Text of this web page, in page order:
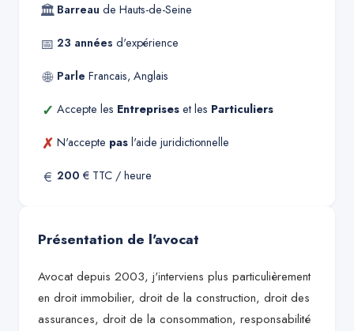
🏛 Barreau de Hauts-de-Seine
📅 23 années d'expérience
🌐 Parle Francais, Anglais
✓ Accepte les Entreprises et les Particuliers
✗ N'accepte pas l'aide juridictionnelle
€ 200 € TTC / heure
Présentation de l'avocat
Avocat depuis 2003, j'interviens plus particulièrement
en droit immobilier, droit de la construction, droit des
assurances, droit de la consommation, responsabilité